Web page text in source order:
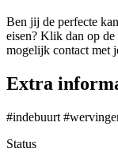
Ben jij de perfecte
eisen? Klik dan op
mogelijk contact met
Extra
#indebuurt
Status